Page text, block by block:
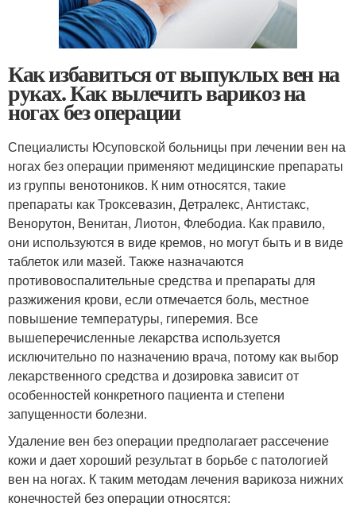
Как избавиться от выпуклых вен на
руках. Как вылечить варикоз на
ногах без операции
Специалисты Юсуповской больницы при лечении вен на
ногах без операции применяют медицинские препараты
из группы венотоников. К ним относятся, такие
препараты как Троксевазин, Детралекс, Антистакс,
Венорутон, Венитан, Лиотон, Флебодиа. Как правило,
они используются в виде кремов, но могут быть и в виде
таблеток или мазей. Также назначаются
противовоспалительные средства и препараты для
разжижения крови, если отмечается боль, местное
повышение температуры, гиперемия. Все
вышеперечисленные лекарства используется
исключительно по назначению врача, потому как выбор
лекарственного средства и дозировка зависит от
особенностей конкретного пациента и степени
запущенности болезни.
Удаление вен без операции предполагает рассечение
кожи и дает хороший результат в борьбе с патологией
вен на ногах. К таким методам лечения варикоза нижних
конечностей без операции относятся: